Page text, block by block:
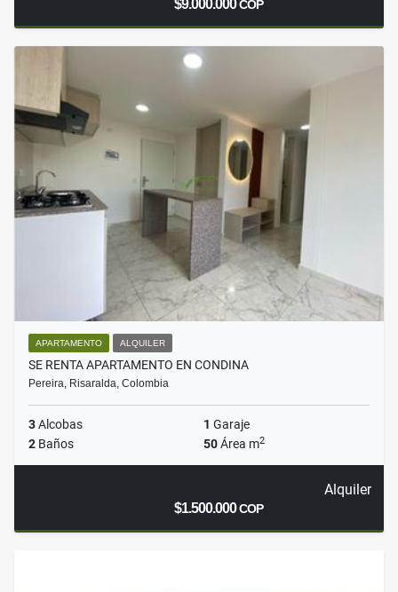
$9.000.000COP
APARTAMENTO ALQUILER
SE RENTA APARTAMENTO EN CONDINA
Pereira, Risaralda, Colombia
3Alcobas 1 Garaje
2 Baños 50Área m2
Alquiler
$1.500.000COP